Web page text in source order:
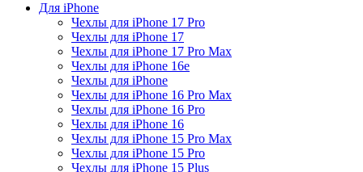
Для iPhone
Чехлы для iPhone 17 Pro
Чехлы для iPhone 17
Чехлы для iPhone 17 Pro Max
Чехлы для iPhone 16e
Чехлы для iPhone
Чехлы для iPhone 16 Pro Max
Чехлы для iPhone 16 Pro
Чехлы для iPhone 16
Чехлы для iPhone 15 Pro Max
Чехлы для iPhone 15 Pro
Чехлы для iPhone 15 Plus